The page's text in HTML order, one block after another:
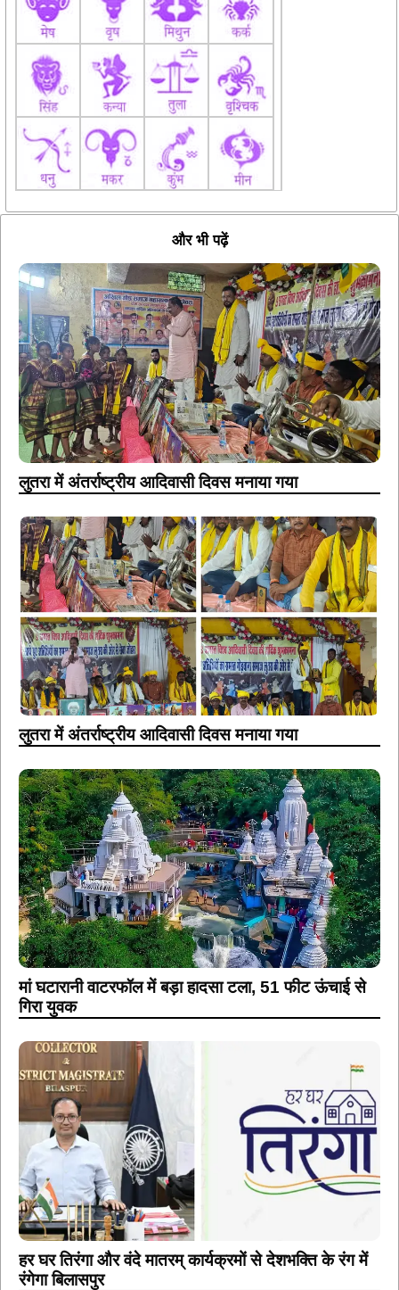
और भी पढ़ें
लुतरा में अंतर्राष्ट्रीय आदिवासी दिवस मनाया गया
लुतरा में अंतर्राष्ट्रीय आदिवासी दिवस मनाया गया
मां घटारानी वाटरफॉल में बड़ा हादसा टला, 51 फीट ऊंचाई से
गिरा युवक
हर घर तिरंगा और वंदे मातरम् कार्यक्रमों से देशभक्ति के रंग में
रंगेगा बिलासपुर